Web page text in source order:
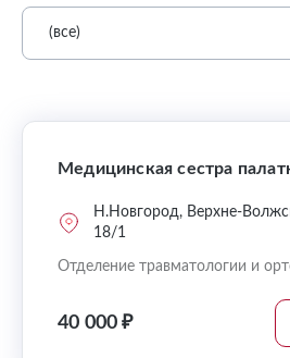
(все)
Медицинская сестра
Н.Новгород, Верхне-
18/1
Отделение травматологии и
40 000 ₽